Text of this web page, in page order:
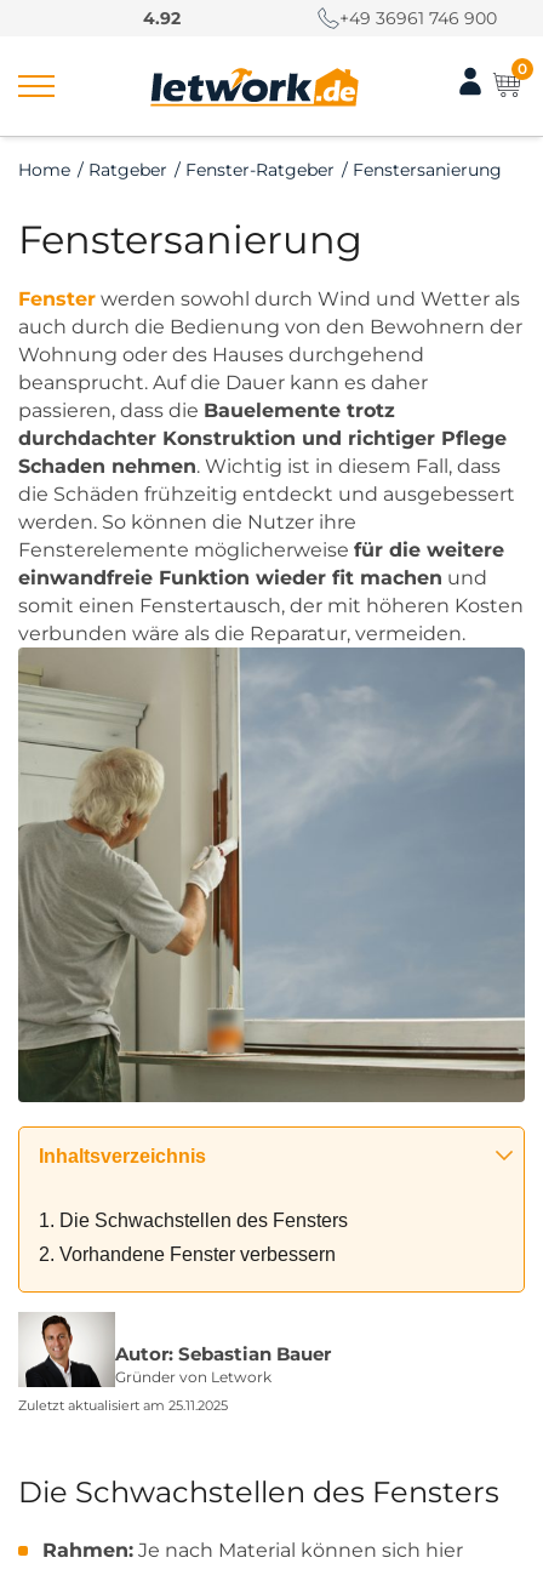
4.92 +49 36961 746 900
0
Home / Ratgeber / Fenster-Ratgeber / Fenstersanierung
Fenstersanierung
Fenster werden sowohl durch Wind und Wetter als
auch durch die Bedienung von den Bewohnern der
Wohnung oder des Hauses durchgehend
beansprucht. Auf die Dauer kann es daher
passieren, dass die Bauelemente trotz
durchdachter Konstruktion und richtiger Pflege
Schaden nehmen. Wichtig ist in diesem Fall, dass
die Schäden frühzeitig entdeckt und ausgebessert
werden. So können die Nutzer ihre
Fensterelemente möglicherweise für die weitere
einwandfreie Funktion wieder fit machen und
somit einen Fenstertausch, der mit höheren Kosten
verbunden wäre als die Reparatur, vermeiden.
Inhaltsverzeichnis
1. Die Schwachstellen des Fensters
2. Vorhandene Fenster verbessern
Autor: Sebastian Bauer
Gründer von Letwork
Zuletzt aktualisiert am 25.11.2025
Die Schwachstellen des Fensters
Rahmen: Je nach Material können sich hier